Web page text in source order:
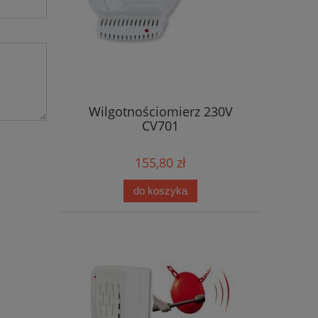
Wilgotnościomierz 230V
CV701
155,80 zł
do koszyka